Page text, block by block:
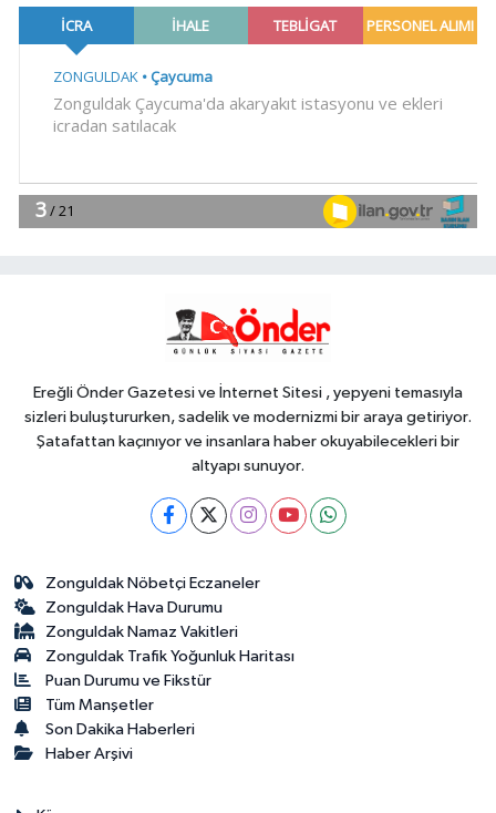
ve emeklilik reformu çağrısı
15:41 Trabzon Dernekler
15:36
AKLARI...
Ereğli Önder Gazetesi ve İnternet Sitesi , yepyeni temasıyla
sizleri buluştururken, sadelik ve modernizmi bir araya getiriyor.
Şatafattan kaçınıyor ve insanlara haber okuyabilecekleri bir
altyapı sunuyor.
Zonguldak Nöbetçi Eczaneler
Zonguldak Hava Durumu
Zonguldak Namaz Vakitleri
Zonguldak Trafik Yoğunluk Haritası
Puan Durumu ve Fikstür
Tüm Manşetler
Son Dakika Haberleri
Haber Arşivi